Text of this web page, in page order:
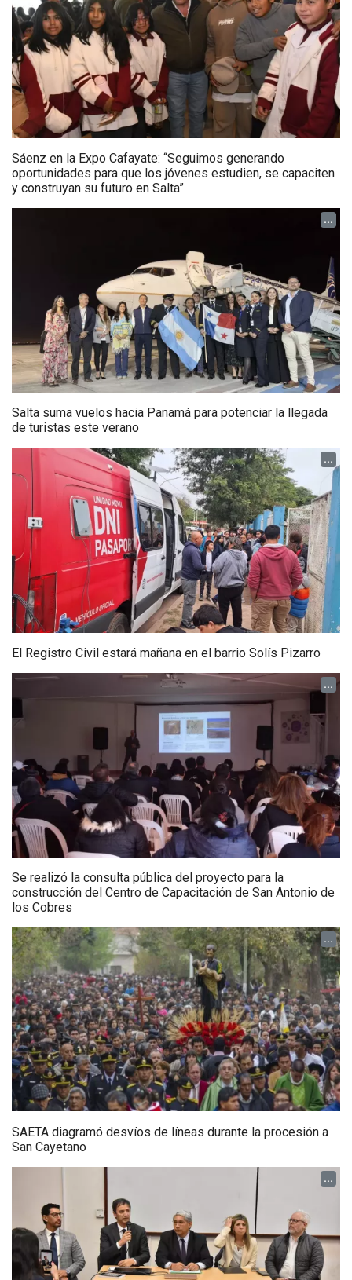
Sáenz en la Expo Cafayate: “Seguimos generando
oportunidades para que los jóvenes estudien, se capaciten
y construyan su futuro en Salta”
...
Salta suma vuelos hacia Panamá para potenciar la llegada
de turistas este verano
...
El Registro Civil estará mañana en el barrio Solís Pizarro
...
Se realizó la consulta pública del proyecto para la
construcción del Centro de Capacitación de San Antonio de
los Cobres
...
SAETA diagramó desvíos de líneas durante la procesión a
San Cayetano
...